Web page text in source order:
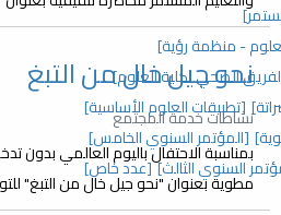
- منظمة رؤية]
الصحي لكلية العلوم]
[تطبيقات العلوم الأساسية]
[المؤتمر السنوي الخامس]
السنوي الثالث][عدد خاص]
نحو جيل خال من التبغ
نشاطات خدمة المجتمع
مطوية بعنوان "نحو جيل خال من التبغ"